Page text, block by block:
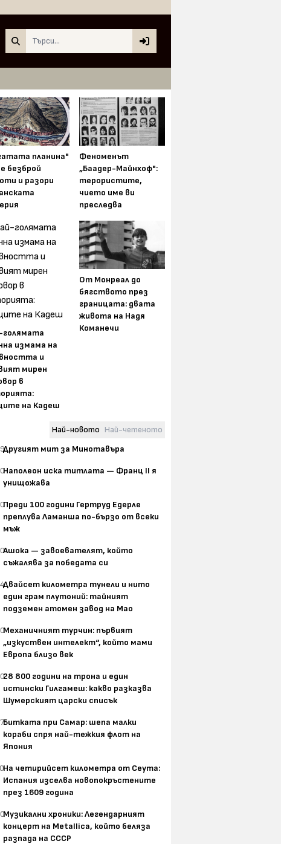
планина"
безброй
и разори
Феноменът
„Баадер-Майнхоф":
терористите,
чието име ви
преследва
голямата
измама на
и
мирен
в
на Кадеш
От Монреал до
бягството през
границата: двата
живота на Надя
Команечи
Най-новото Най-четеното
Другият мит за Минотавъра
Наполеон иска титлата — Франц II я
унищожава
Преди 100 години Гертруд Едерле
преплува Ламанша по-бързо от всеки
мъж
Ашока — завоевателят, който
съжалява за победата си
Двайсет километра тунели и нито
един грам плутоний: тайният
подземен атомен завод на Мао
Механичният турчин: първият
„изкуствен интелект“, който мами
Европа близо век
28 800 години на трона и един
истински Гилгамеш: какво разказва
Шумерският царски списък
Битката при Самар: шепа малки
кораби спря най-тежкия флот на
Япония
На четирийсет километра от Сеута:
Испания изселва новопокръстените
през 1609 година
Музикални хроники: Легендарният
концерт на Metallica, който беляза
разпада на СССР